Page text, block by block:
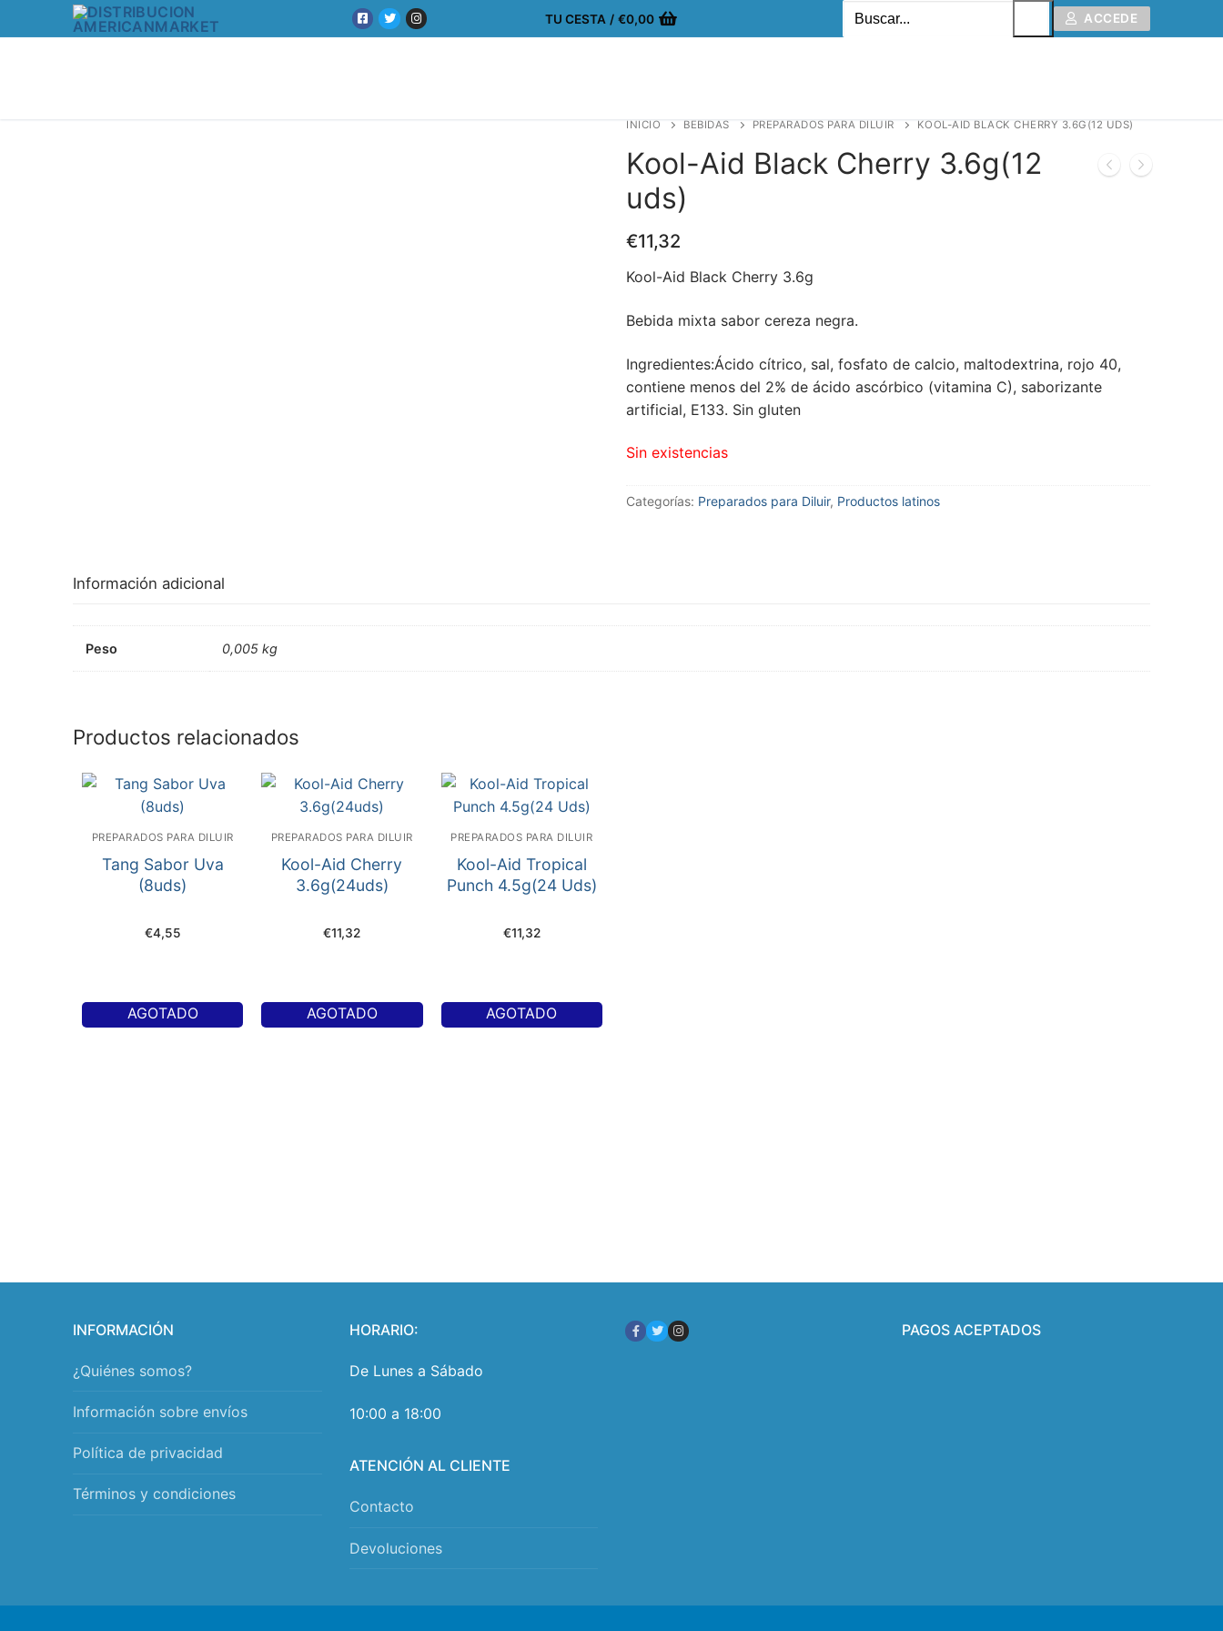
TU CESTA / €0,00 ACCEDE
INICIO BEBIDAS PREPARADOS PARA DILUIR KOOL-AID BLACK CHERRY 3.6G(12 UDS)
Kool-Aid Black Cherry 3.6g(12
uds)
€11,32
Kool-Aid Black Cherry 3.6g
Bebida mixta sabor cereza negra.
Ingredientes:Ácido cítrico, sal, fosfato de calcio, maltodextrina, rojo 40,
contiene menos del 2% de ácido ascórbico (vitamina C), saborizante
artificial, E133. Sin gluten
Sin existencias
Categorías: Preparados para Diluir, Productos latinos
Información adicional
Peso 0,005 kg
Productos relacionados
PREPARADOS PARA DILUIR
Tang Sabor Uva
(8uds)
€4,55
AGOTADO
PREPARADOS PARA DILUIR
Kool-Aid Cherry
3.6g(24uds)
€11,32
AGOTADO
PREPARADOS PARA DILUIR
Kool-Aid Tropical
Punch 4.5g(24 Uds)
€11,32
AGOTADO
INFORMACIÓN
¿Quiénes somos?
Información sobre envíos
Política de privacidad
Términos y condiciones
HORARIO:
De Lunes a Sábado
10:00 a 18:00
ATENCIÓN AL CLIENTE
Contacto
Devoluciones
PAGOS ACEPTADOS